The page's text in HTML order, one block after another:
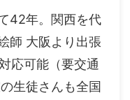
42年。関西を代
師 大阪より出張
応可能（要交通
生徒さんも全国